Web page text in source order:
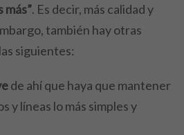
más”. Es decir, más calidad y
también hay otras
siguientes:
de ahí que haya que mantener
y líneas lo más simples y